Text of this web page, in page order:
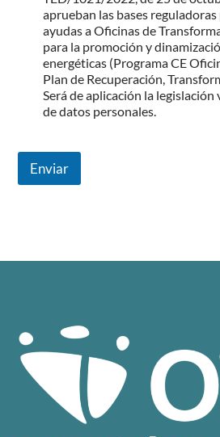
aprueban las bases
ayudas a Oficinas de
para la promoción y
energéticas (Programa CE
Plan de Recuperación,
Será de aplicación la
de datos personales.
Enviar